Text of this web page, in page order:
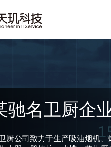
驰名卫厨企
厨公司致力于生产吸油烟机、